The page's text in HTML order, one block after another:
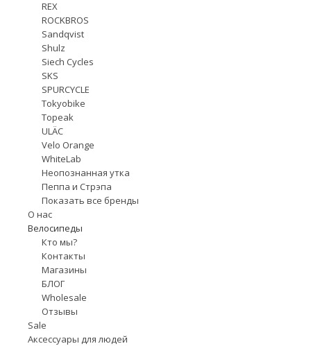
REX
ROCKBROS
Sandqvist
Shulz
Siech Cycles
SKS
SPURCYCLE
Tokyobike
Topeak
ULÄC
Velo Orange
WhiteLab
Неопознанная утка
Пеппа и Стрэпа
Показать все бренды
О нас
Велосипеды
Кто мы?
Контакты
Магазины
БЛОГ
Wholesale
Отзывы
Sale
Аксессуары для людей